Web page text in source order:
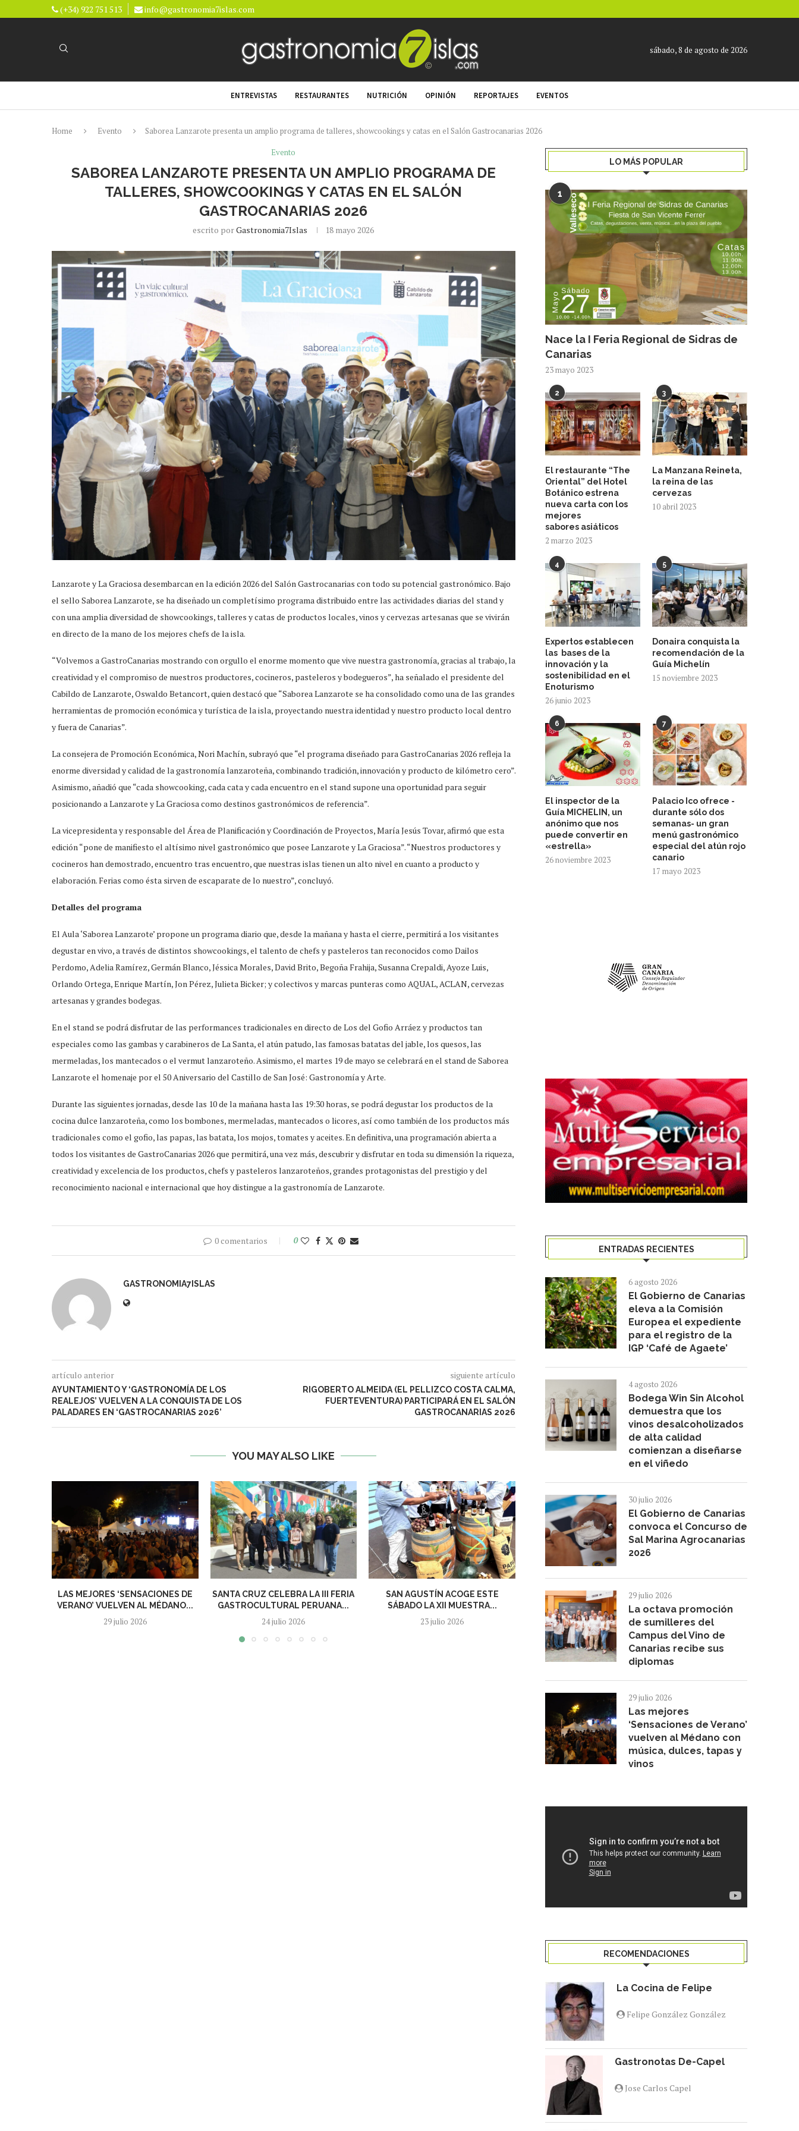
(+34) 922 751 513 info@gastronomia7islas.com
sábado, 8 de agosto de 2026
ENTREVISTAS RESTAURANTES NUTRICIÓN OPINIÓN REPORTAJES EVENTOS
Home Evento
Saborea Lanzarote presenta un amplio programa de talleres, showcookings y catas en el Salón Gastrocanarias 2026
Evento
SABOREA LANZAROTE PRESENTA UN AMPLIO PROGRAMA DE
TALLERES, SHOWCOOKINGS Y CATAS EN EL SALÓN
GASTROCANARIAS 2026
escrito porGastronomia7Islas 18 mayo 2026
Lanzarote y La Graciosa desembarcan en la edición 2026 del Salón Gastrocanarias con todo su potencial gastronómico. Bajo
el sello Saborea Lanzarote, se ha diseñado un completísimo programa distribuido entre las actividades diarias del stand y
con una amplia diversidad de showcookings, talleres y catas de productos locales, vinos y cervezas artesanas que se vivirán
en directo de la mano de los mejores chefs de la isla.
“Volvemos a GastroCanarias mostrando con orgullo el enorme momento que vive nuestra gastronomía, gracias al trabajo, la
creatividad y el compromiso de nuestros productores, cocineros, pasteleros y bodegueros”, ha señalado el presidente del
Cabildo de Lanzarote, Oswaldo Betancort, quien destacó que “Saborea Lanzarote se ha consolidado como una de las grandes
herramientas de promoción económica y turística de la isla, proyectando nuestra identidad y nuestro producto local dentro
y fuera de Canarias”.
La consejera de Promoción Económica, Nori Machín, subrayó que “el programa diseñado para GastroCanarias 2026 refleja la
enorme diversidad y calidad de la gastronomía lanzaroteña, combinando tradición, innovación y producto de kilómetro cero”.
Asimismo, añadió que “cada showcooking, cada cata y cada encuentro en el stand supone una oportunidad para seguir
posicionando a Lanzarote y La Graciosa como destinos gastronómicos de referencia”.
La vicepresidenta y responsable del Área de Planificación y Coordinación de Proyectos, María Jesús Tovar, afirmó que esta
edición “pone de manifiesto el altísimo nivel gastronómico que posee Lanzarote y La Graciosa”. “Nuestros productores y
cocineros han demostrado, encuentro tras encuentro, que nuestras islas tienen un alto nivel en cuanto a producto y
elaboración. Ferias como ésta sirven de escaparate de lo nuestro”, concluyó.
Detalles del programa
El Aula ‘Saborea Lanzarote’ propone un programa diario que, desde la mañana y hasta el cierre, permitirá a los visitantes
degustar en vivo, a través de distintos showcookings, el talento de chefs y pasteleros tan reconocidos como Dailos
Perdomo, Adelia Ramírez, Germán Blanco, Jéssica Morales, David Brito, Begoña Frahija, Susanna Crepaldi, Ayoze Luis,
Orlando Ortega, Enrique Martín, Jon Pérez, Julieta Bicker; y colectivos y marcas punteras como AQUAL, ACLAN, cervezas
artesanas y grandes bodegas.
En el stand se podrá disfrutar de las performances tradicionales en directo de Los del Gofio Arráez y productos tan
especiales como las gambas y carabineros de La Santa, el atún patudo, las famosas batatas del jable, los quesos, las
mermeladas, los mantecados o el vermut lanzaroteño. Asimismo, el martes 19 de mayo se celebrará en el stand de Saborea
Lanzarote el homenaje por el 50 Aniversario del Castillo de San José: Gastronomía y Arte.
Durante las siguientes jornadas, desde las 10 de la mañana hasta las 19:30 horas, se podrá degustar los productos de la
cocina dulce lanzaroteña, como los bombones, mermeladas, mantecados o licores, así como también de los productos más
tradicionales como el gofio, las papas, las batata, los mojos, tomates y aceites. En definitiva, una programación abierta a
todos los visitantes de GastroCanarias 2026 que permitirá, una vez más, descubrir y disfrutar en toda su dimensión la riqueza,
creatividad y excelencia de los productos, chefs y pasteleros lanzaroteños, grandes protagonistas del prestigio y del
reconocimiento nacional e internacional que hoy distingue a la gastronomía de Lanzarote.
0 comentarios 0
GASTRONOMIA7ISLAS
artículo anterior
AYUNTAMIENTO Y ‘GASTRONOMÍA DE LOS
REALEJOS’ VUELVEN A LA CONQUISTA DE LOS
PALADARES EN ‘GASTROCANARIAS 2026’
siguiente artículo
RIGOBERTO ALMEIDA (EL PELLIZCO COSTA CALMA,
FUERTEVENTURA) PARTICIPARÁ EN EL SALÓN
GASTROCANARIAS 2026
YOU MAY ALSO LIKE
LAS MEJORES ‘SENSACIONES DE
VERANO’ VUELVEN AL MÉDANO...
29 julio 2026
SANTA CRUZ CELEBRA LA III FERIA
GASTROCULTURAL PERUANA...
24 julio 2026
SAN AGUSTÍN ACOGE ESTE
SÁBADO LA XII MUESTRA...
23 julio 2026
EL CARMEN DE ARGUINEGUÍN
CELEBRA SU ASADERO POPULAR...
14 julio 2026
MEETINGS FESTVAL
LO MÁS POPULAR
1
Nace la I Feria Regional de Sidras de
Canarias
23 mayo 2023
2
El restaurante “The
Oriental” del Hotel
Botánico estrena
nueva carta con los
mejores
sabores asiáticos
2 marzo 2023
3
La Manzana Reineta,
la reina de las
cervezas
10 abril 2023
4
Expertos establecen
las bases de la
innovación y la
sostenibilidad en el
Enoturismo
26 junio 2023
5
Donaira conquista la
recomendación de la
Guía Michelín
15 noviembre 2023
6
El inspector de la
Guía MICHELIN, un
anónimo que nos
puede convertir en
«estrella»
26 noviembre 2023
7
Palacio Ico ofrece -
durante sólo dos
semanas- un gran
menú gastronómico
especial del atún rojo
canario
17 mayo 2023
ENTRADAS RECIENTES
6 agosto 2026
El Gobierno de Canarias
eleva a la Comisión
Europea el expediente
para el registro de la
IGP ‘Café de Agaete’
4 agosto 2026
Bodega Win Sin Alcohol
demuestra que los
vinos desalcoholizados
de alta calidad
comienzan a diseñarse
en el viñedo
30 julio 2026
El Gobierno de Canarias
convoca el Concurso de
Sal Marina Agrocanarias
2026
29 julio 2026
La octava promoción
de sumilleres del
Campus del Vino de
Canarias recibe sus
diplomas
29 julio 2026
Las mejores
‘Sensaciones de Verano’
vuelven al Médano con
música, dulces, tapas y
vinos
RECOMENDACIONES
La Cocina de Felipe
Felipe González González
Gastronotas De-Capel
Jose Carlos Capel